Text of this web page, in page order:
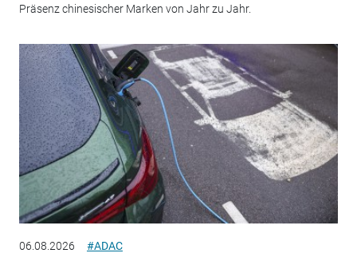
Präsenz chinesischer Marken von Jahr zu Jahr.
06.08.2026 #ADAC